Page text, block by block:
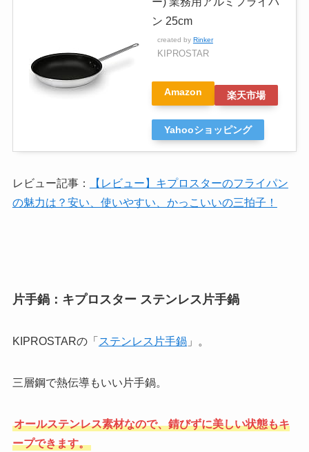
ン 25cm
created by Rinker
KIPROSTAR
Amazon 楽天市場
Yahooショッピング
レビュー記事：
【レビュー】キプロスターのフライパン
の魅力は？安い、使いやすい、かっこいいの三拍子！
片手鍋：キプロスター ステンレス片手鍋
KIPROSTARの「 ステンレス片手鍋」。
三層鋼で熱伝導もいい片手鍋。
オールステンレス素材なので、錆びずに美しい状態もキ
ープできます。